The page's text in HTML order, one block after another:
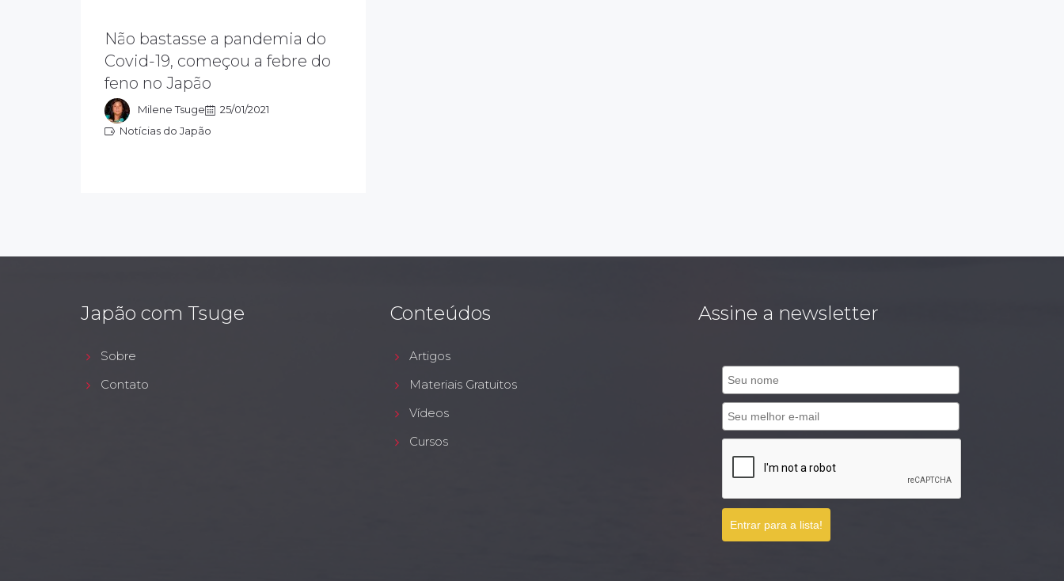
Não bastasse a pandemia do
Covid-19, começou a febre do
feno no Japão
Milene Tsuge
25/01/2021
Notícias do Japão
A primavera no Japão, além das lindas
paisagens floridas, traz uma alergia
chamada febre do feno, polinose ou,
como é conhecida no país,
KAFUNSHO
Japão com Tsuge
Sobre
Contato
Conteúdos
Artigos
Materiais Gratuitos
Vídeos
Cursos
Assine a newsletter
Entrar para a lista!